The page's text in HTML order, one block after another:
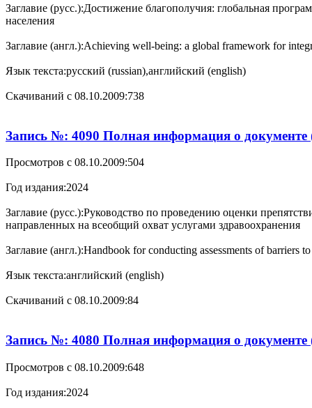
Заглавие (русс.):Достижение благополучия: глобальная
населения
Заглавие (англ.):Achieving well-being: a global framework for
Язык текста:русский (russian),английский (english)
Cкачиваний с 08.10.2009:738
Запись №: 4090 Полная информация о документе
Просмотров с 08.10.2009:504
Год издания:2024
Заглавие (русс.):Руководство по проведению оценки
направленных на всеобщий охват услугами здравоохранения
Заглавие (англ.):Handbook for conducting assessments of barriers
Язык текста:английский (english)
Cкачиваний с 08.10.2009:84
Запись №: 4080 Полная информация о документе
Просмотров с 08.10.2009:648
Год издания:2024